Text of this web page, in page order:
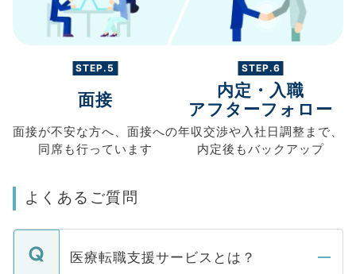
STEP.5
面接
面接が不安な方へ、 面接への
同席も行っています
STEP.6
内定・入職
アフターフォロー
年収交渉や入社日調整まで、
内定後もバックアップ
よくあるご質問
医療転職支援サービスとは？